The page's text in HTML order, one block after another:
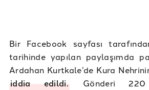
Bir Facebook sayfası
tarihinde yapılan paylaşımda
Ardahan Kurtkale’de Kura
iddia edildi.Gönderi 220